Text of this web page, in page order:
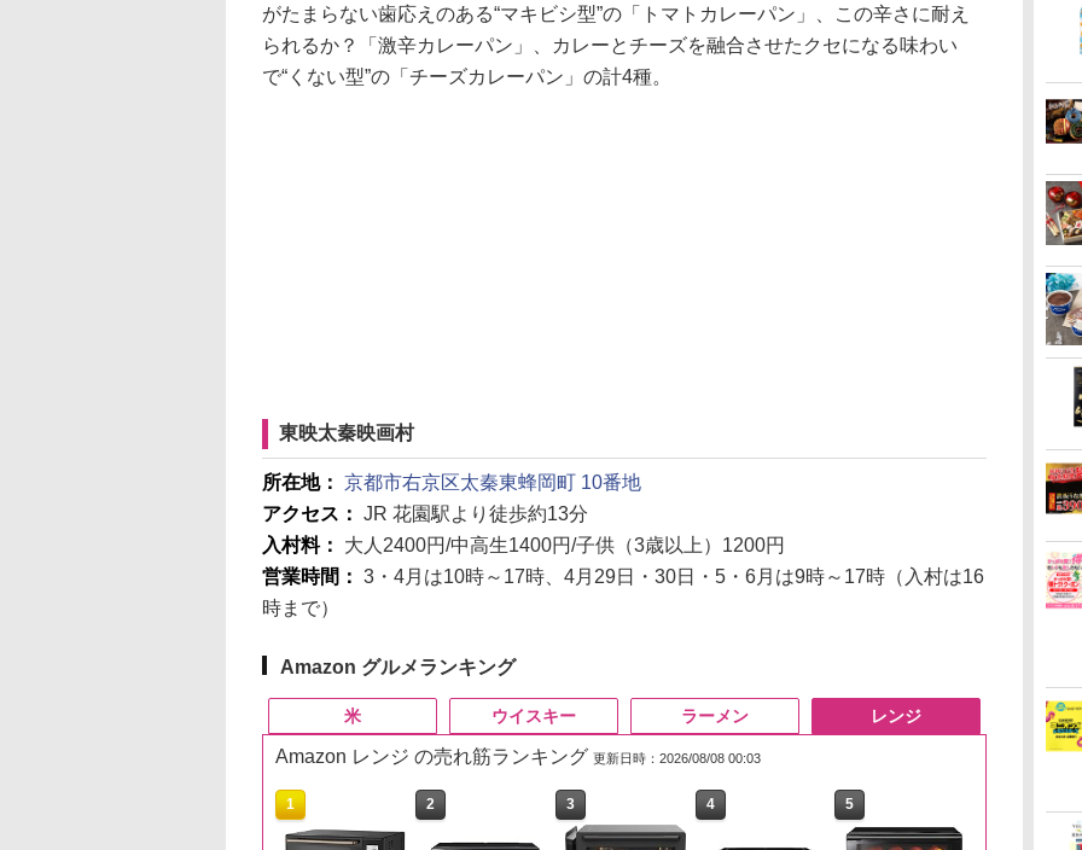
がたまらない歯応えのある“マキビシ型”の「トマトカレーパン」、この辛さに耐え
られるか？「激辛カレーパン」、カレーとチーズを融合させたクセになる味わい
で“くない型”の「チーズカレーパン」の計4種。
東映太秦映画村
所在地： 京都市右京区太秦東蜂岡町 10番地
アクセス： JR 花園駅より徒歩約13分
入村料： 大人2400円/中高生1400円/子供（3歳以上）1200円
営業時間： 3・4月は10時～17時、4月29日・30日・5・6月は9時～17時（入村は16
時まで）
Amazon グルメランキング
米
1 2 3 4 5
ウイスキー
1 2 3 4 5
ラーメン
1 2 3 4 5
レンジ
Amazon レンジ の売れ筋ランキング 更新日時：2026/08/08 00:03
1 2 3 4 5